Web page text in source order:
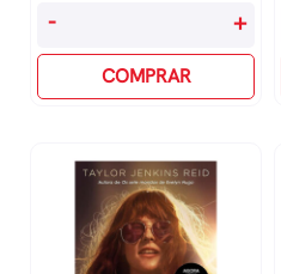
Em
Talvez?
- +
COMPRAR